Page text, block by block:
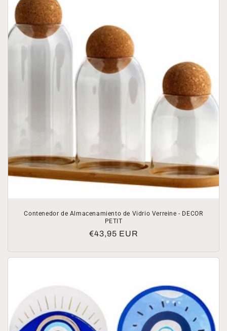
Contenedor de Almacenamiento de Vidrio Verreine - DECOR
PETIT
Precio
€43,95 EUR